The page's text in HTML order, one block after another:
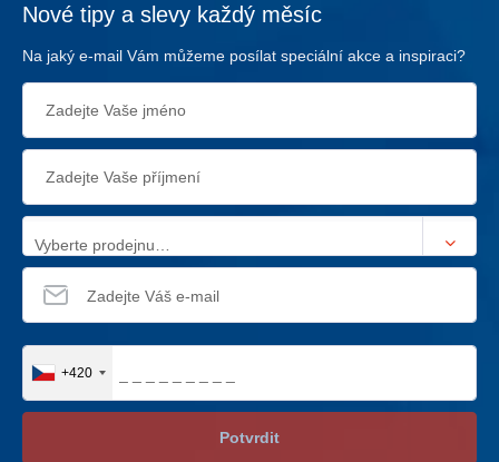
Nové tipy a slevy každý měsíc
Na jaký e-mail Vám můžeme posílat speciální akce a inspiraci?
Vyberte prodejnu…
+420
Potvrdit